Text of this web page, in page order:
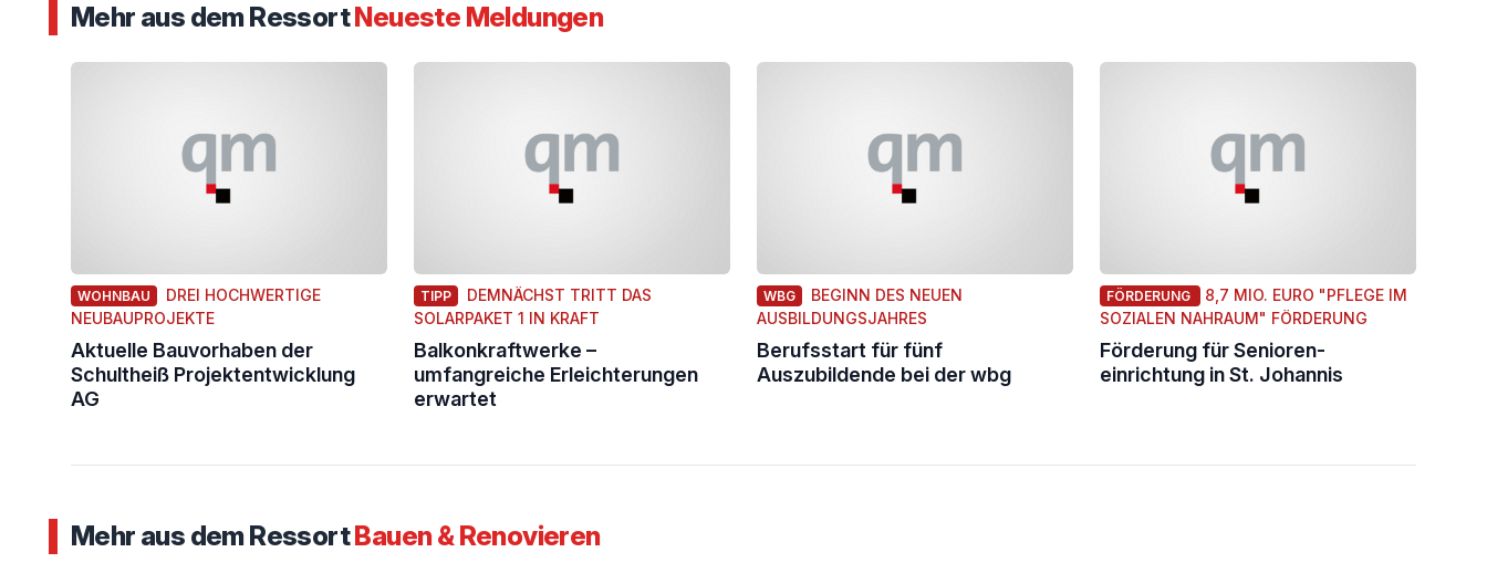
Mehr aus dem RessortNeueste Meldungen
WOHNBAU
DREI HOCHWERTIGE
NEUBAUPROJEKTE
Aktuelle Bauvorhaben der
Schultheiß Projektentwicklung
AG
TIPP
DEMNÄCHST TRITT DAS
SOLARPAKET 1 IN KRAFT
Balkonkraftwerke –
umfangreiche Erleichterungen
erwartet
WBG
BEGINN DES NEUEN
AUSBILDUNGSJAHRES
Berufsstart für fünf
Auszubildende bei der wbg
FÖRDERUNG
8,7 MIO. EURO "PFLEGE IM
SOZIALEN NAHRAUM" FÖRDERUNG
Förderung für Senioren-
einrichtung in St. Johannis
Mehr aus dem RessortBauen & Renovieren